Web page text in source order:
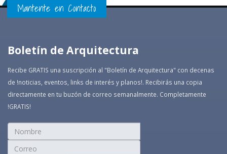
Mantente en Contacto
Boletín de Arquitectura
Recibe GRATIS una suscripción al "Boletín de Arquitectura" con decenas
de !noticias, eventos, links de interés y planos!. Recibirás una copia
directamente en tu buzón de correo semanalmente. Completamente
!GRATIS!